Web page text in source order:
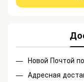
Новой Почтой
Адресная